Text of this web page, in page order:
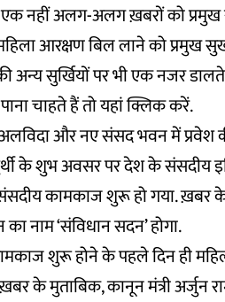
नहीं अलग-अलग ख़बरों को प्रमुख
आरक्षण बिल लाने को प्रमुख
सुर्खियों पर भी एक नजर
चाहते हैं तोयहांक्लिक करें.
और नए संसद भवन में प्रवेश
के शुभ अवसर पर देश के संसदीय
कामकाज शुरू हो गया. ख़बर के
नाम ‘संविधान सदन’ होगा.
शुरू होने के पहले दिन ही
के मुताबिक, कानून मंत्री